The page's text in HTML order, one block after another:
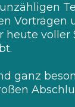
Vorträgen
voller
ganz